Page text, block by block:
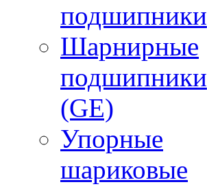
подшипники
Шарнирные
подшипники
(GE)
Упорные
шариковые